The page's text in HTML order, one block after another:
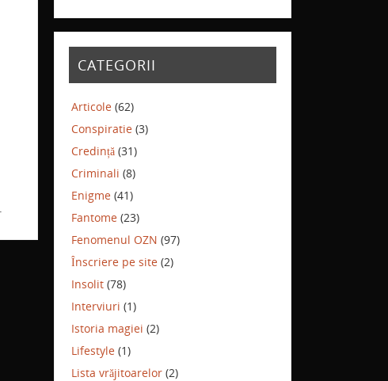
CATEGORII
Articole (62)
Conspiratie (3)
Credință (31)
Criminali (8)
Enigme (41)
Fantome (23)
Fenomenul OZN (97)
Înscriere pe site (2)
Insolit (78)
Interviuri (1)
Istoria magiei (2)
Lifestyle (1)
Lista vrăjitoarelor (2)